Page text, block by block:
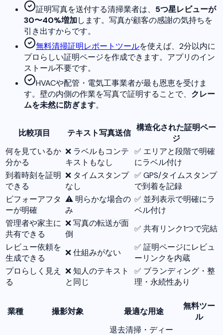
証明写真を送付する清掃業者は、 5つ星レビューが
30〜40%増加します。写真が顧客の感謝の気持ちを
引き出すからです。
無料清掃証明レポートツールを使えば、2分以内に
プロらしい証明ページを作成できます。アプリのイン
ストール不要です。
HVACや配管・電気工事業者が最も恩恵を受けま
す。壁の内側の作業を写真で証明することで、 クレー
ムを未然に防ぎます。
比較項目 テキスト写真送信
構造化された証明ペー
ジ
何を見ているか
分かる
❌ ラベルもコンテ
キストもなし
✅ エリアと段階で明確
にラベル付け
到着時刻を証明
できる
❌ タイムスタンプ
なし
✅ GPS/タイムスタンプ
で到着を記録
ビフォーアフタ
ーが明確
⚠️ 明らかな場合の
み
✅ 並列表示で明確にラ
ベル付け
管理者や家主に
共有できる
❌ 写真の転送が面
倒
✅ 共有リンク1つで完結
レビュー依頼を
生成できる
❌ 仕組みがない
✅ 証明ページにレビュ
ーリンクを内蔵
プロらしく見え
る
❌ 知人のテキスト
と同じ
✅ ブランディング・整
理・永続性あり
業種 撮影対象 最適な用途
無料ツー
ル
退去清掃・ディー